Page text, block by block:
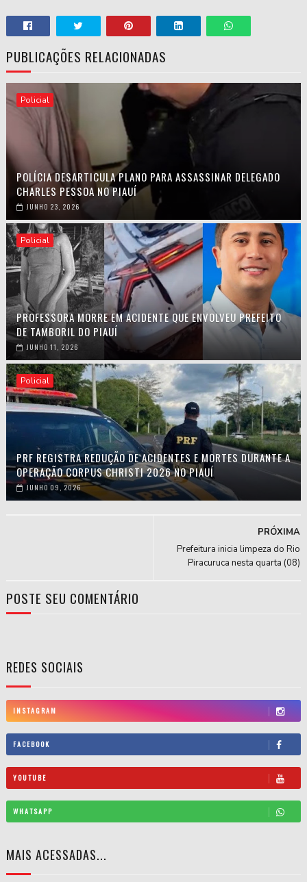
PUBLICAÇÕES RELACIONADAS
Policial
POLÍCIA DESARTICULA PLANO PARA ASSASSINAR DELEGADO
CHARLES PESSOA NO PIAUÍ
JUNHO 23, 2026
Policial
PROFESSORA MORRE EM ACIDENTE QUE ENVOLVEU PREFEITO
DE TAMBORIL DO PIAUÍ
JUNHO 11, 2026
Policial
PRF REGISTRA REDUÇÃO DE ACIDENTES E MORTES DURANTE A
OPERAÇÃO CORPUS CHRISTI 2026 NO PIAUÍ
JUNHO 09, 2026
PRÓXIMA
Prefeitura inicia limpeza do Rio
Piracuruca nesta quarta (08)
POSTE SEU COMENTÁRIO
REDES SOCIAIS
INSTAGRAM
FACEBOOK
YOUTUBE
WHATSAPP
MAIS ACESSADAS...